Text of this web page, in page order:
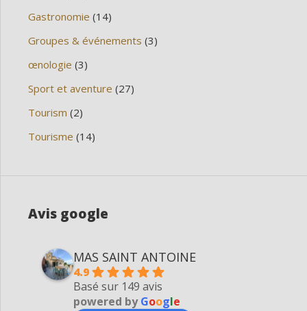
Gastronomie (14)
Groupes & événements (3)
œnologie (3)
Sport et aventure (27)
Tourism (2)
Tourisme (14)
Avis google
MAS SAINT ANTOINE
4.9
Basé sur 149 avis
powered byGoogle